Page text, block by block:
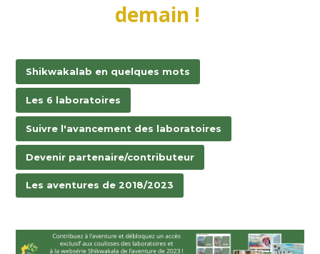
demain !
Shikwakalab en quelques mots
Les 6 laboratoires
Suivre l'avancement des laboratoires
Devenir partenaire/contributeur
Les aventures de 2018/2023